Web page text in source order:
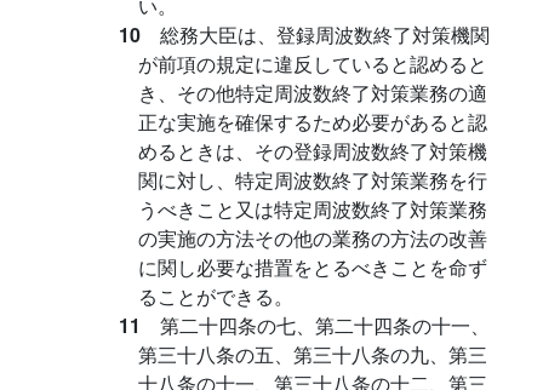
10 総務大臣は、登録周波数終了対策機関
が前項の規定に違反していると認めると
き、その他特定周波数終了対策業務の適
正な実施を確保するため必要があると認
めるときは、その登録周波数終了対策機
関に対し、特定周波数終了対策業務を行
うべきこと又は特定周波数終了対策業務
の実施の方法その他の業務の方法の改善
に関し必要な措置をとるべきことを命ず
ることができる。
11 第二十四条の七、第二十四条の十一、
第三十八条の五、第三十八条の九、第三
十八条の十一、第三十八条の十二、第三